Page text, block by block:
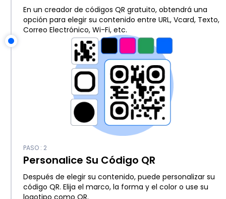
En un creador de códigos QR gratuito, obtendrá una
opción para elegir su contenido entre URL, Vcard, Texto,
Correo Electrónico, Wi-Fi, etc.
PASO : 2
Personalice Su Código QR
Después de elegir su contenido, puede personalizar su
código QR. Elija el marco, la forma y el color o use su
logotipo como QR.